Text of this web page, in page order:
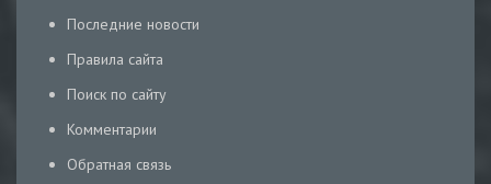
Последние новости
Правила сайта
Поиск по сайту
Комментарии
Обратная связь